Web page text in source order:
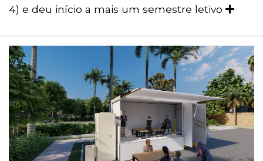
4) e deu início a mais um semestre letivo